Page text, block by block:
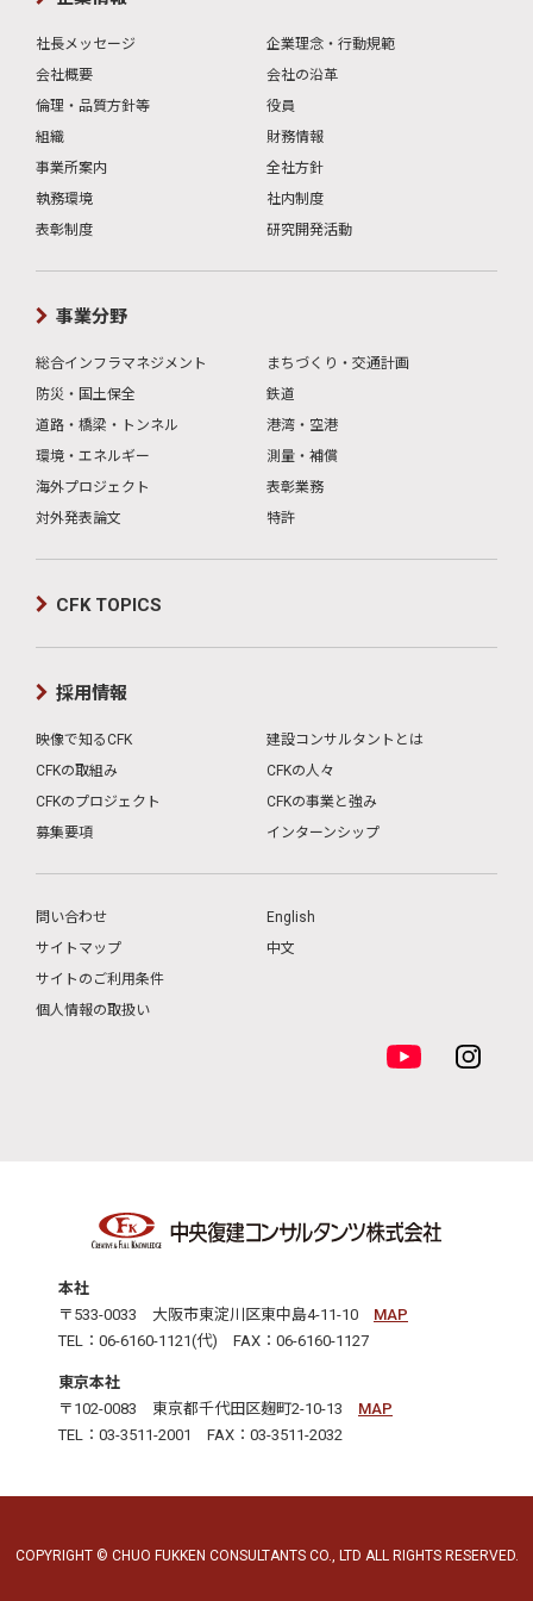
社長メッセージ
企業理念・行動規範
会社概要
会社の沿革
倫理・品質方針等
役員
組織
財務情報
事業所案内
全社方針
執務環境
社内制度
表彰制度
研究開発活動
事業分野
総合インフラマネジメント
まちづくり・交通計画
防災・国土保全
鉄道
道路・橋梁・トンネル
港湾・空港
環境・エネルギー
測量・補償
海外プロジェクト
表彰業務
対外発表論文
特許
CFK TOPICS
採用情報
映像で知るCFK
建設コンサルタントとは
CFKの取組み
CFKの人々
CFKのプロジェクト
CFKの事業と強み
募集要項
インターンシップ
問い合わせ
サイトマップ
サイトのご利用条件
個人情報の取扱い
English
中文
本社
〒533-0033 大阪市東淀川区東中島4-11-10 MAP
TEL：06-6160-1121(代) FAX：06-6160-1127
東京本社
〒102-0083 東京都千代田区麹町2-10-13 MAP
TEL：03-3511-2001 FAX：03-3511-2032
COPYRIGHT © CHUO FUKKEN CONSULTANTS CO., LTD ALL RIGHTS RESERVED.